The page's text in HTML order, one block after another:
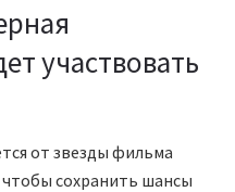
участвовать
от звезды фильма
чтобы сохранить шансы